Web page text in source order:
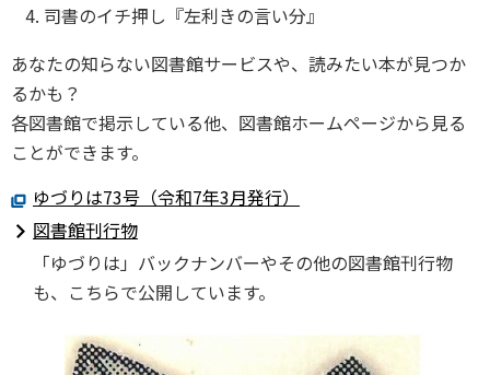
司書のイチ押し『左利きの言い分』
あなたの知らない図書館サービスや、読みたい本が見つか
るかも？
各図書館で掲示している他、図書館ホームページから見る
ことができます。
ゆづりは73号（令和7年3月発行）
図書館刊行物
「ゆづりは」バックナンバーやその他の図書館刊行物
も、こちらで公開しています。